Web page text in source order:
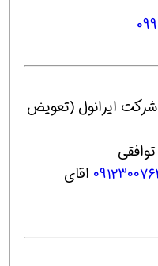
واقع در شرکت ایرانول (تعویض
اقای